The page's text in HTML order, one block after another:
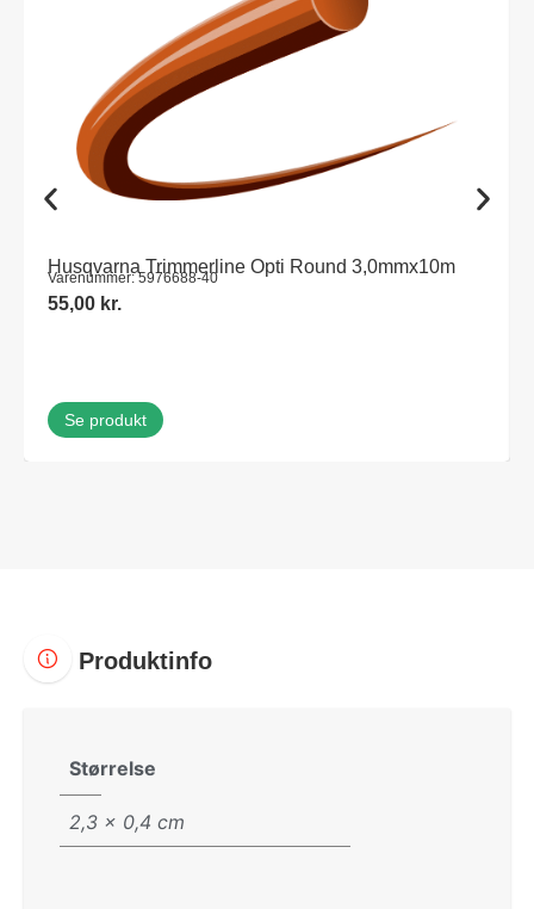
Husqvarna Trimmerline Opti Round 3,0mmx10m
Varenummer: 5976688-40
55,00 kr.
Se produkt
Produktinfo
Størrelse
2,3 × 0,4 cm